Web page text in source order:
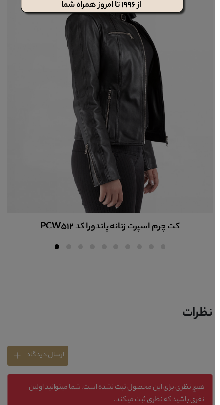
کت چرم اسپرت زنانه پاندورا کد PCW512
نظرات
ارسال دیدگاه
هیچ نظری برای این محصول ثبت نشده است. شما میتوانید اولین
نفری باشید که نظری ثبت میکند.